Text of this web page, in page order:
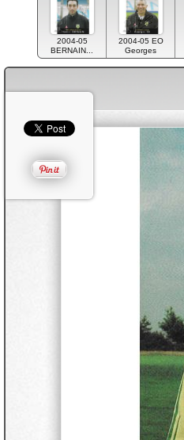
2004-05
BERNAIN...
2004-05 EO
Georges